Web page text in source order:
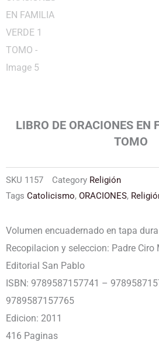
LIBRO DE ORACIONES EN
TOMO
SKU 1157 Category Religión
Tags Catolicismo, ORACIONES,
Volumen encuadernado en tapa dura
Recopilacion y seleccion: Padre Ciro
Editorial San Pablo
ISBN: 9789587157741 –
9789587157765
Edicion: 2011
416 Paginas